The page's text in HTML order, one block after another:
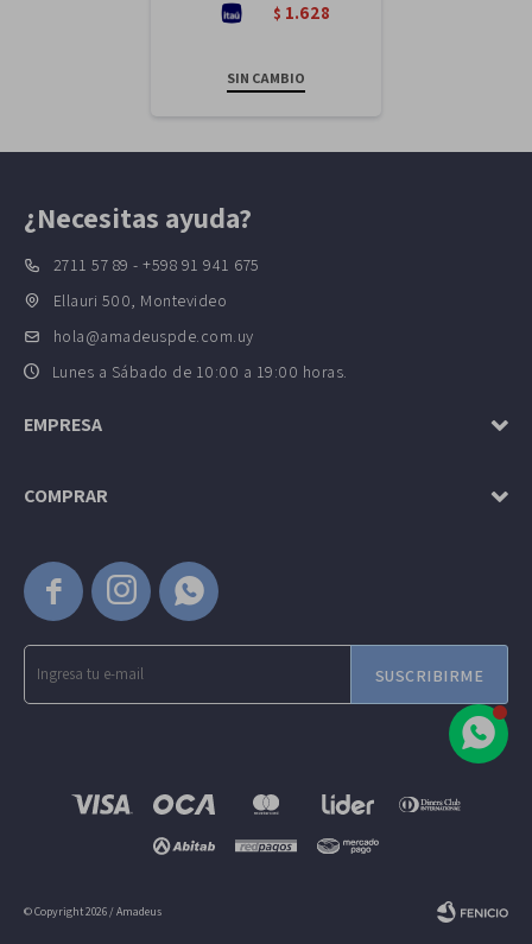
$ 1.628
SIN CAMBIO
  
SUSCRIBIRME
¿Necesitas ayuda?
2711 57 89 - +598 91 941 675
Ellauri 500, Montevideo
hola@amadeuspde.com.uy
Lunes a Sábado de 10:00 a 19:00 horas.
EMPRESA
COMPRAR
© Copyright 2026 / Amadeus